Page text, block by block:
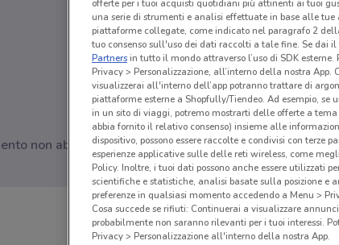
non abbiamo pubblicato volantini nella tua zona.
offerte per i tuoi acquisti quotidiani più attinenti ai tuoi
una serie di strumenti e analisi effettuate in base alle
piattaforme collegate, come indicato nel paragrafo 2
tuo consenso sull'uso dei dati raccolti a tale fine. Se dai
Partnersin tutto il mondo attraverso l’uso di SDK
Privacy > Personalizzazione, all’interno della nostra App.
visualizzerai all'interno dell’app potranno trattare di
piattaforme esterne a Shopfully/Tiendeo. Ad esempio,
in un sito di viaggi, potremo mostrarti delle offerte a
abbia fornito il relativo consenso) insieme alle
dispositivo, possono essere raccolte e condivisi con terze
esperienze applicative sulle delle reti wireless, come
Policy. Inoltre, i tuoi dati possono anche essere utilizzati
scientifiche e statistiche, analisi basate sulla posizione e
preferenze in qualsiasi momento accedendo a Menu >
Cosa succede se rifiuti: Continuerai a visualizzare
probabilmente non saranno rilevanti per i tuoi interessi.
Privacy > Personalizzazione all'interno della nostra App.